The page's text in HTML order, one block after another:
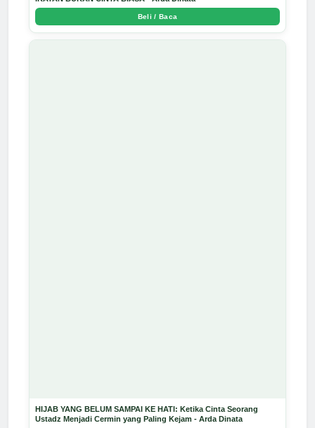
Beli / Baca
HIJAB YANG BELUM SAMPAI KE HATI: Ketika Cinta Seorang
Ustadz Menjadi Cermin yang Paling Kejam - Arda Dinata